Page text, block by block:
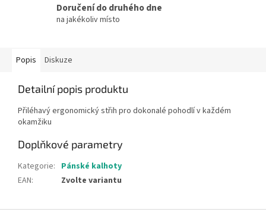
Doručení do druhého dne
na jakékoliv místo
Popis Diskuze
Detailní popis produktu
Přiléhavý ergonomický střih pro dokonalé pohodlí v každém
okamžiku
Doplňkové parametry
Kategorie: Pánské kalhoty
EAN: Zvolte variantu